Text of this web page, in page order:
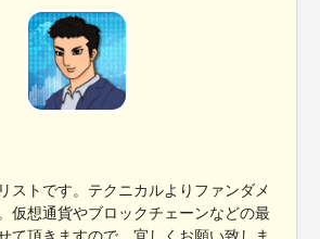
ストです。テクニカルよりファンダメ
仮想通貨やブロックチェーンなどの最
て頂きますので、宜しくお願い致しま